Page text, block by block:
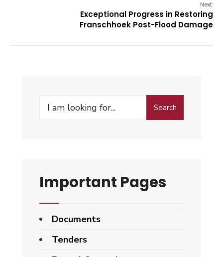
Next:
Exceptional Progress in Restoring
Franschhoek Post-Flood Damage
Search
Search
Important Pages
Documents
Tenders